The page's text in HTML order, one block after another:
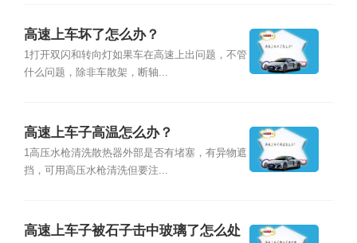
高速上车坏了怎么办？
1打开双闪和转向灯如果车在高速上出问题，不管
什么问题，除非车散架，断轴...
高速上车子高温怎么办？
1高压水枪清洗散热器外部是否有堵塞，有异物遮
挡，可用高压水枪清洗但要注...
高速上车子被石子击中玻璃了怎么处